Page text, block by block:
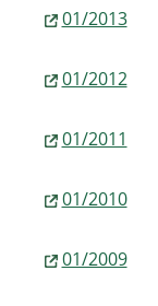
01/2013
01/2012
01/2011
01/2010
01/2009